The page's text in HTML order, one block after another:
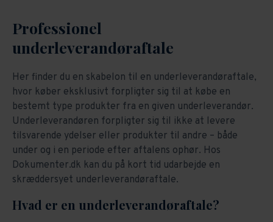
Professionel
underleverandøraftale
Her finder du en skabelon til en underleverandøraftale,
hvor køber eksklusivt forpligter sig til at købe en
bestemt type produkter fra en given underleverandør.
Underleverandøren forpligter sig til ikke at levere
tilsvarende ydelser eller produkter til andre – både
under og i en periode efter aftalens ophør. Hos
Dokumenter.dk kan du på kort tid udarbejde en
skræddersyet underleverandøraftale.
Hvad er en underleverandøraftale?